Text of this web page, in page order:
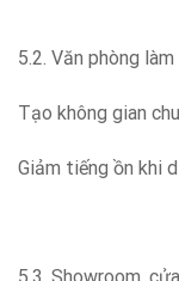
5.2. Văn phòng
Tạo không gian
Giảm tiếng ồn khi